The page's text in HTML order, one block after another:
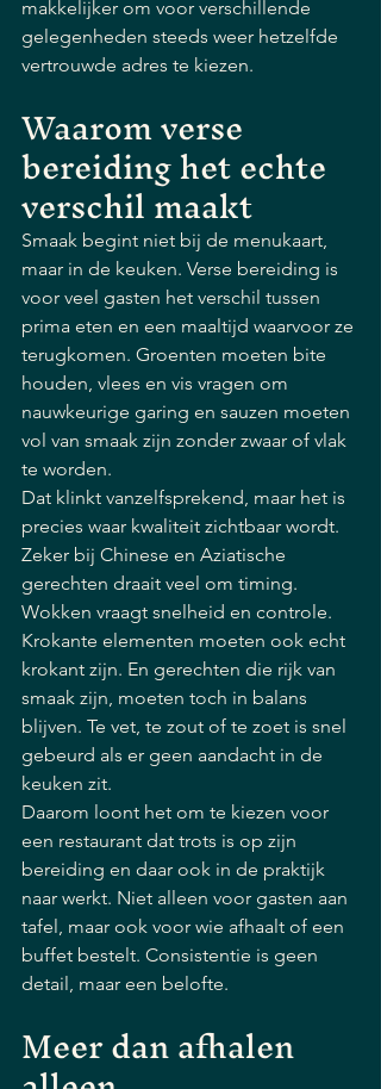
makkelijker om voor verschillende
gelegenheden steeds weer hetzelfde
vertrouwde adres te kiezen.
Waarom verse
bereiding het echte
verschil maakt
Smaak begint niet bij de menukaart,
maar in de keuken. Verse bereiding is
voor veel gasten het verschil tussen
prima eten en een maaltijd waarvoor ze
terugkomen. Groenten moeten bite
houden, vlees en vis vragen om
nauwkeurige garing en sauzen moeten
vol van smaak zijn zonder zwaar of vlak
te worden.
Dat klinkt vanzelfsprekend, maar het is
precies waar kwaliteit zichtbaar wordt.
Zeker bij Chinese en Aziatische
gerechten draait veel om timing.
Wokken vraagt snelheid en controle.
Krokante elementen moeten ook echt
krokant zijn. En gerechten die rijk van
smaak zijn, moeten toch in balans
blijven. Te vet, te zout of te zoet is snel
gebeurd als er geen aandacht in de
keuken zit.
Daarom loont het om te kiezen voor
een restaurant dat trots is op zijn
bereiding en daar ook in de praktijk
naar werkt. Niet alleen voor gasten aan
tafel, maar ook voor wie afhaalt of een
buffet bestelt. Consistentie is geen
detail, maar een belofte.
Meer dan afhalen